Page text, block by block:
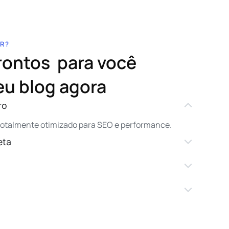
para você
blog agora
otimizado para SEO e performance.